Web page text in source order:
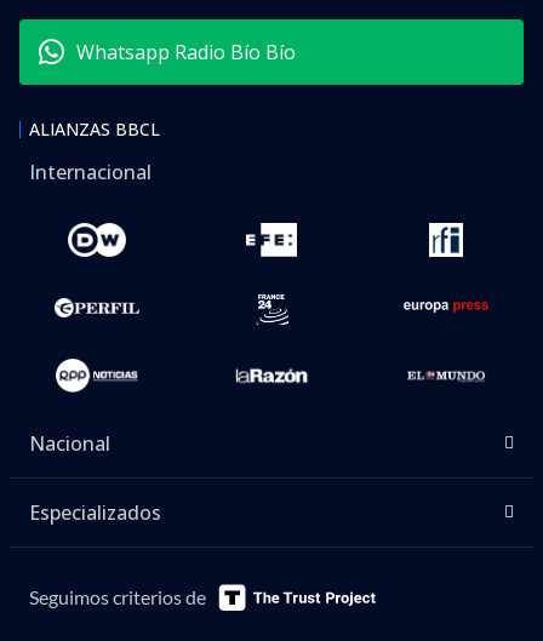
Whatsapp Radio Bío Bío
ALIANZAS BBCL
Internacional
Nacional
Especializados
Seguimos criterios de